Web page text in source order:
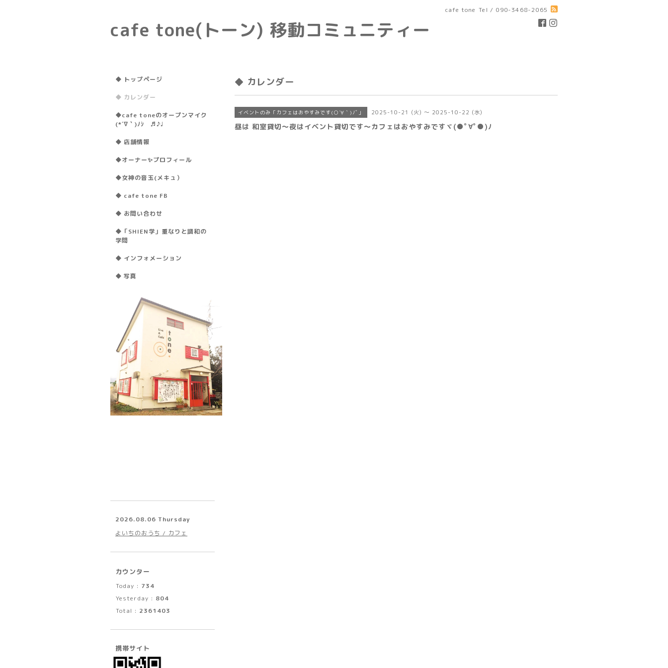
cafe tone Tel / 090-3468-2065
cafe tone(トーン) 移動コミュニティー
◆ カレンダー
イベントのみ「カフェはおやすみです(○´∀｀)ﾉﾞ」 2025-10-21 (火) ～ 2025-10-22 (水)
昼は 和室貸切〜夜はイベント貸切です〜カフェはおやすみですヾ(●ﾟ∀ﾟ●)ﾉ
◆ トップページ
◆ カレンダー
◆cafe toneのオープンマイク
(*´∇｀)ﾉｼ ♬♪♩
◆ 店舗情報
◆オーナー✨プロフィール
◆女神の音玉(メキュ）
◆ cafe tone FB
◆ お問い合わせ
◆「SHIEN学」重なりと調和の
学問
◆ インフォメーション
◆ 写真
2026.08.06 Thursday
よいちのおうち / カフェ
カウンター
Today : 734
Yesterday : 804
Total : 2361403
携帯サイト